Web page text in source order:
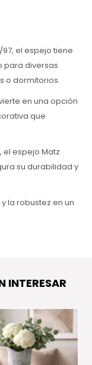
97, el espejo tiene
para diversas
o dormitorios.
en una opción
que
espejo Matz
su durabilidad y
la robustez en un
INTERESAR